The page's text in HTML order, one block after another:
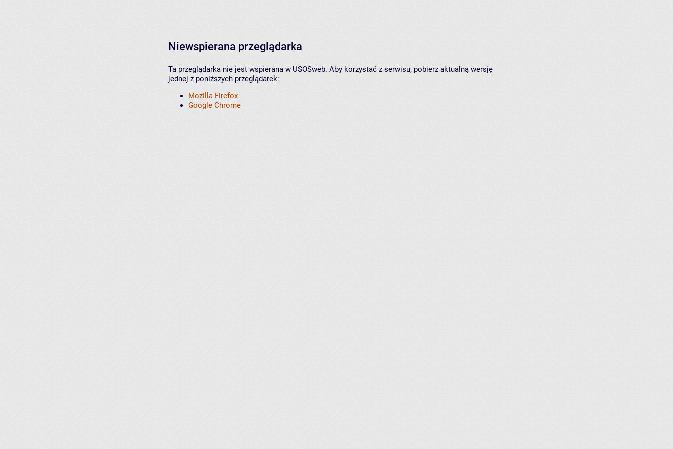
Niewspierana przeglądarka
Ta przeglądarka nie jest wspierana w USOSweb. Aby korzystać z serwisu, pobierz aktualną wersję
jednej z poniższych przeglądarek:
Mozilla Firefox
Google Chrome